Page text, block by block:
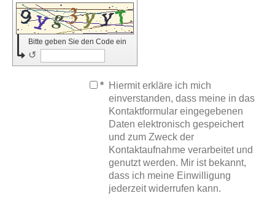
Bitte geben Sie den Code ein
↺
* Hiermit erkläre ich mich
einverstanden, dass meine in das
Kontaktformular eingegebenen
Daten elektronisch gespeichert
und zum Zweck der
Kontaktaufnahme verarbeitet und
genutzt werden. Mir ist bekannt,
dass ich meine Einwilligung
jederzeit widerrufen kann.